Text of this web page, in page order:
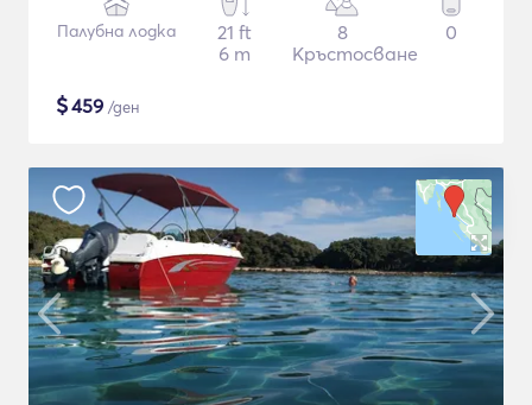
Палубна лодка
21 ft
6 m
8
Кръстосване
0
$459 /ден